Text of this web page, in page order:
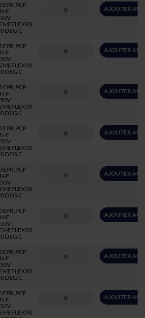
EPR,PCP
F
DEG C
AJOUTER AU
EPR,PCP
F
DEG C
AJOUTER AU
EPR,PCP
F
DEG C
AJOUTER AU
EPR,PCP
F
DEG C
AJOUTER AU
EPR,PCP
F
DEG C
AJOUTER AU
EPR,PCP
F
DEG C
AJOUTER AU
EPR,PCP
F
DEG C
AJOUTER AU
EPR,PCP
F
AJOUTER AU